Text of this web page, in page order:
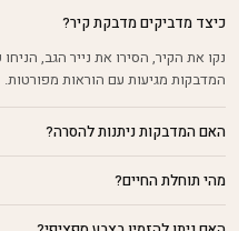
כיצד מדביקים מדבקת קיר?
נקו את הקיר, הסירו את נייר הגב,
המדבקות מגיעות עם הוראות מפורטות.
האם המדבקות ניתנות להסרה?
מהי תוחלת החיים?